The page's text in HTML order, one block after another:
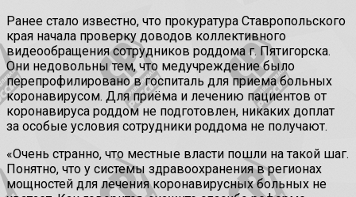
Ранее стало известно, что прокуратура Ставропольского
края начала проверку доводов коллективного
видеообращения сотрудников роддома г. Пятигорска.
Они недовольны тем, что медучреждение было
перепрофилировано в госпиталь для приема больных
коронавирусом. Для приёма и лечению пациентов от
коронавируса роддом не подготовлен, никаких доплат
за особые условия сотрудники роддома не получают.
«Очень странно, что местные власти пошли на такой шаг.
Понятно, что у системы здравоохранения в регионах
мощностей для лечения коронавирусных больных не